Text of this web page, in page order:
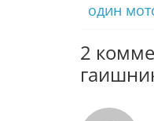
один
2